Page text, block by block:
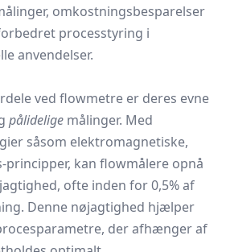
omkostningsbesparelser
processtyring i
anvendelser.
ved flowmetre er deres evne
pålidelige målinger. Med
såsom elektromagnetiske,
principper, kan flowmålere opnå
ofte inden for 0,5% af
Denne nøjagtighed hjælper
der afhænger af